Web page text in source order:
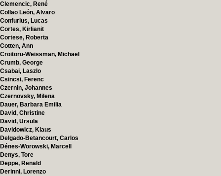
Clemencic, René
Collao León, Alvaro
Confurius, Lucas
Cortes, Kirlianit
Cortese, Roberta
Cotten, Ann
Croitoru-Weissman, Michael
Crumb, George
Csabai, Laszlo
Csincsi, Ferenc
Czernin, Johannes
Czernovsky, Milena
Dauer, Barbara Emilia
David, Christine
David, Ursula
Davidowicz, Klaus
Delgado-Betancourt, Carlos
Dénes-Worowski, Marcell
Denys, Tore
Deppe, Renald
Derinni, Lorenzo